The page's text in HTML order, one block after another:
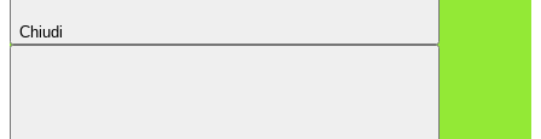
Chiudi